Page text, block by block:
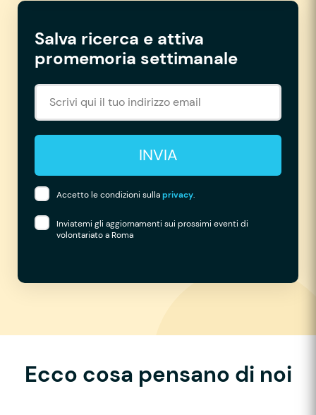
Salva ricerca e attiva
promemoria settimanale
INVIA
Accetto le condizioni sullaprivacy.
Inviatemi gli aggiornamenti sui prossimi eventi di
volontariato a Roma
Ecco cosa pensano di noi